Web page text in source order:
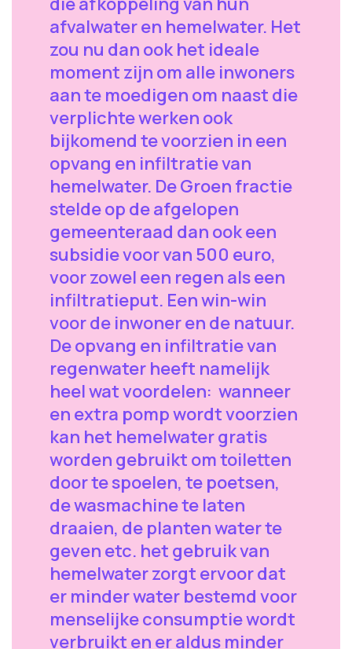
afvalwater en hemelwater. Het
zou nu dan ook het ideale
moment zijn om alle inwoners
aan te moedigen om naast die
verplichte werken ook
bijkomend te voorzien in een
opvang en infiltratie van
hemelwater. De Groen fractie
stelde op de afgelopen
gemeenteraad dan ook een
subsidie voor van 500 euro,
voor zowel een regen als een
infiltratieput. Een win-win
voor de inwoner en de natuur.
De opvang en infiltratie van
regenwater heeft namelijk
heel wat voordelen: wanneer
en extra pomp wordt voorzien
kan het hemelwater gratis
worden gebruikt om toiletten
door te spoelen, te poetsen,
de wasmachine te laten
draaien, de planten water te
geven etc. het gebruik van
hemelwater zorgt ervoor dat
er minder water bestemd voor
menselijke consumptie wordt
verbruikt en er aldus minder